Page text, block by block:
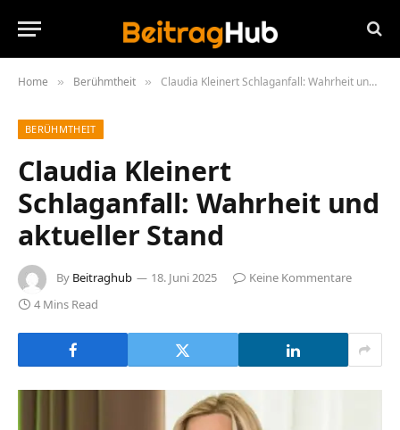
Home » Berühmtheit » Claudia Kleinert Schlaganfall: Wahrheit und aktueller Stand
BERÜHMTHEIT
Claudia Kleinert
Schlaganfall: Wahrheit und
aktueller Stand
By Beitraghub 18. Juni 2025
Keine Kommentare
4 Mins Read